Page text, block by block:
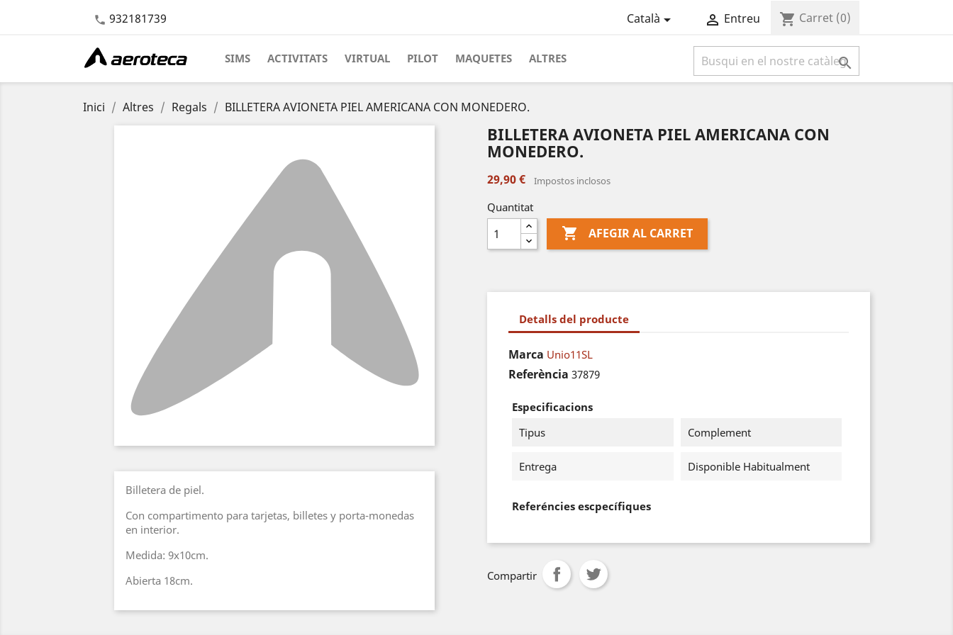
 932181739 Català  Entreu shopping_cart Carret (0)
SIMS ACTIVITATS VIRTUAL PILOT MAQUETES ALTRES 
Inici Altres Regals BILLETERA AVIONETA PIEL AMERICANA CON MONEDERO.
Billetera de piel.
Con compartimento para tarjetas, billetes y porta-monedas
en interior.
Medida: 9x10cm.
Abierta 18cm.
BILLETERA AVIONETA PIEL AMERICANA CON
MONEDERO.
29,90 € Impostos inclosos
Quantitat
 AFEGIR AL CARRET
Detalls del producte
Marca Unio11SL
Referència 37879
Especificacions
Tipus
Complement
Entrega Disponible Habitualment
Referéncies escpecífiques
Compartir